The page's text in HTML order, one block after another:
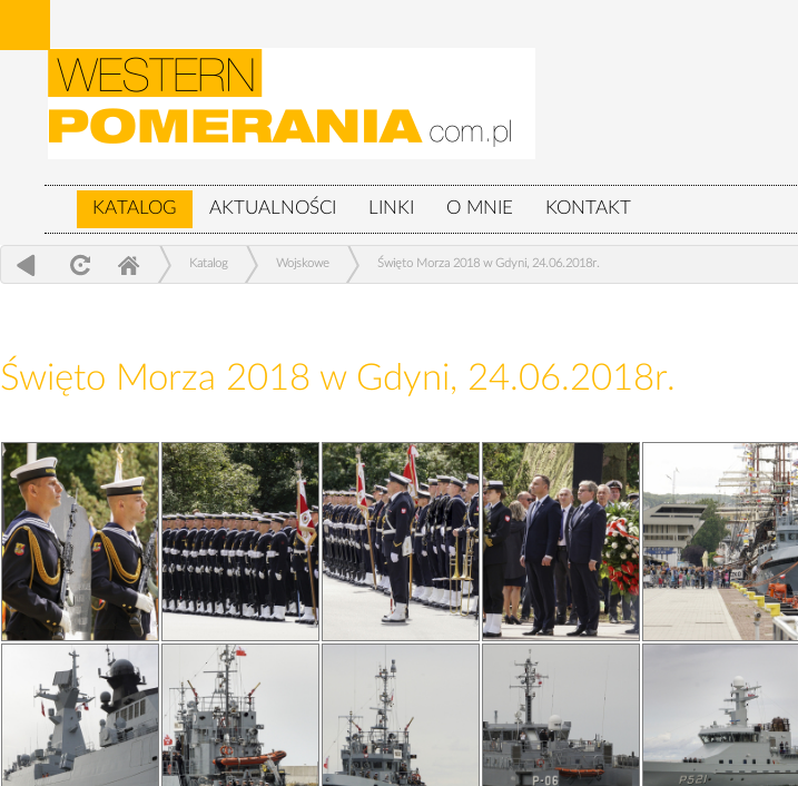
KATALOG AKTUALNOŚCI LINKI O MNIE KONTAKT
Katalog Wojskowe Święto Morza 2018 w Gdyni, 24.06.2018r.
Święto Morza 2018 w Gdyni, 24.06.2018r.